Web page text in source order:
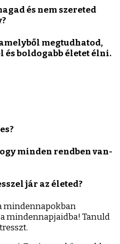
és nem szereted
megtudhatod,
és boldogabb életet élni.
minden rendben van-
jár az életed?
mindennapokban
mindennapjaidba! Tanuld